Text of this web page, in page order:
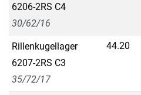
6206-2RS C4
30/62/16
Rillenkugellager
6207-2RS C3
35/72/17
44.20